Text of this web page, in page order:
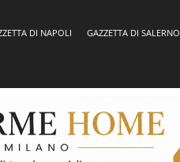
DI NAPOLI GAZZETTA DI SALERNO